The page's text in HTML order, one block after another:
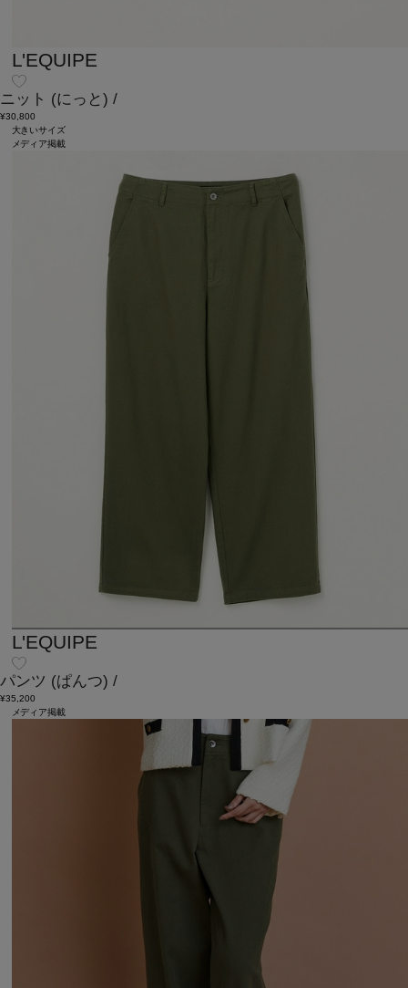
L'EQUIPE
ニット (にっと) /
¥30,800
大きいサイズ
メディア掲載
L'EQUIPE
パンツ (ぱんつ) /
¥35,200
メディア掲載